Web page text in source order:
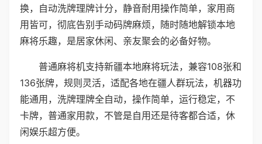
换，自动洗牌理牌计分，静音耐用操作简单，家用商
用皆可，彻底告别手动码牌麻烦，随时随地解锁本地
麻将乐趣，是居家休闲、亲友聚会的必备好物。
普通麻将机支持新疆本地麻将玩法，兼容108张和
136张牌，规则灵活，适配各地在疆人群玩法，机器功
能通用，洗牌理牌全自动，操作简单，运行稳定，不
卡牌，普通家用款，不管是自用还是待客都合适，休
闲娱乐超方便。